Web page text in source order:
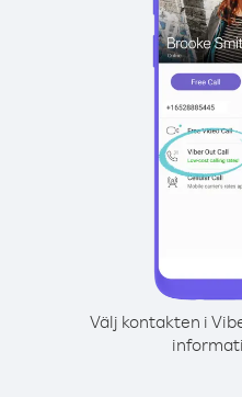
Välj kontakten i